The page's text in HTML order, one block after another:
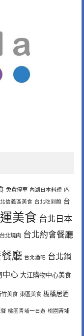
免費停車 內湖日本料理 內
信義區美食 台北吃到飽 台
美食 台北日本
台北燒肉 台北約會餐廳
廳 台北酒吧 台北鍋
中心 大江購物中心美食
竹美食 東區美食 板橋居酒
桃園青埔一日遊 桃園青埔